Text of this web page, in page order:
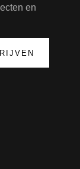
en